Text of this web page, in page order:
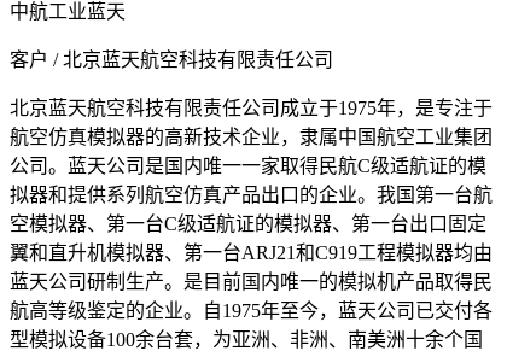
中航工业蓝天
客户 / 北京蓝天航空科技有限责任公司
北京蓝天航空科技有限责任公司成立于1975年，是专注于
航空仿真模拟器的高新技术企业，隶属中国航空工业集团
公司。蓝天公司是国内唯一一家取得民航C级适航证的模
拟器和提供系列航空仿真产品出口的企业。我国第一台航
空模拟器、第一台C级适航证的模拟器、第一台出口固定
翼和直升机模拟器、第一台ARJ21和C919工程模拟器均由
蓝天公司研制生产。是目前国内唯一的模拟机产品取得民
航高等级鉴定的企业。自1975年至今，蓝天公司已交付各
型模拟设备100余台套，为亚洲、非洲、南美洲十余个国